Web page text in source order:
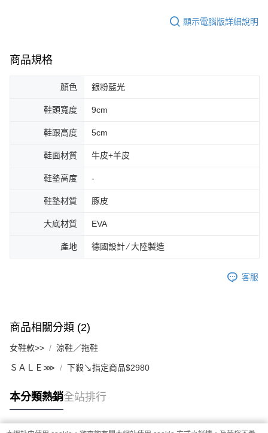
顯示電腦版詳細說明
商品規格
顏色 銀粉藍光
鞋頭寬度 9cm
鞋跟高度 5cm
鞋面材質 牛皮+羊皮
鞋墊高度 -
鞋墊材質 豚皮
大底材質 EVA
產地 德國設計 ∕ 大陸製造
客服
商品相關分類 (2)
女鞋款>> 涼鞋／拖鞋
ＳＡＬＥ⋙ 下殺↘指定商品$2980
本分類熱銷全站排行